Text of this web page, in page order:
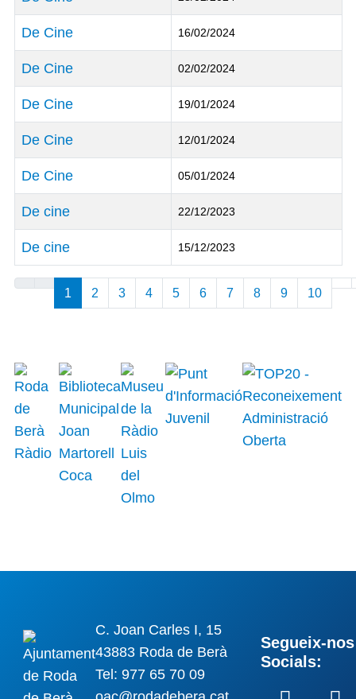
Articles
De Cine 16/02/2024
De Cine 02/02/2024
De Cine 19/01/2024
De Cine 12/01/2024
De Cine 05/01/2024
De cine 22/12/2023
De cine 15/12/2023
1 2 3 4 5 6 7 8 9 10
C. Joan Carles I, 15
43883 Roda de Berà
Tel: 977 65 70 09
Segueix-
Socials: